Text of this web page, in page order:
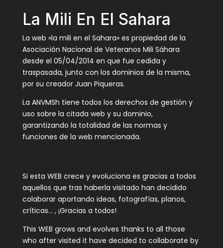
La Mili En El Sahara
La web «la mili en el Sahara» es propiedad de la
Asociación Nacional de Veteranos Mili Sáhara
desde el 05/04/2014 en que fue cedida y
traspasada, junto con los dominios de la misma,
por su creador Juan Piqueras.
La ANVMSh tiene todos los derechos de gestión y
uso sobre la citada web y su dominio,
garantizando la totalidad de las normas y
funciones de la web mencionada.
Si esta WEB crece y evoluciona es gracias a todos
aquellos que tras haberla visitado han decidido
colaborar aportando ideas, fotografías, planos,
críticas… , ¡Gracias a todos!
This WEB grows and evolves thanks to all those
who after visited it have decided to collaborate by